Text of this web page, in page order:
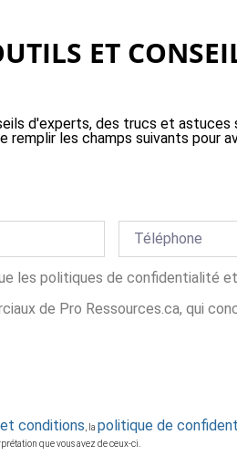
ET
d'experts, des trucs et
remplir les champs suivants
les politiques de confidentialité
de Pro Ressources.ca, qui
conditions , la politique de
que vous avez de ceux-ci.